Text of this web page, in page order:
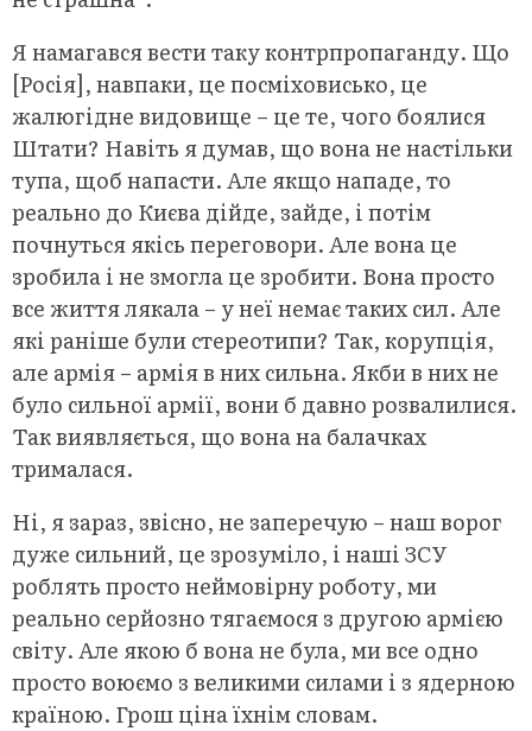
Я намагався вести таку контрпропаганду. Що
[Росія], навпаки, це посміховисько, це
жалюгідне видовище – це те, чого боялися
Штати? Навіть я думав, що вона не настільки
тупа, щоб напасти. Але якщо нападе, то
реально до Києва дійде, зайде, і потім
почнуться якісь переговори. Але вона це
зробила і не змогла це зробити. Вона просто
все життя лякала – у неї немає таких сил. Але
які раніше були стереотипи? Так, корупція,
але армія – армія в них сильна. Якби в них не
було сильної армії, вони б давно розвалилися.
Так виявляється, що вона на балачках
трималася.
Ні, я зараз, звісно, не заперечую – наш ворог
дуже сильний, це зрозуміло, і наші ЗСУ
роблять просто неймовірну роботу, ми
реально серйозно тягаємося з другою армією
світу. Але якою б вона не була, ми все одно
просто воюємо з великими силами і з ядерною
країною. Грош ціна їхнім словам.